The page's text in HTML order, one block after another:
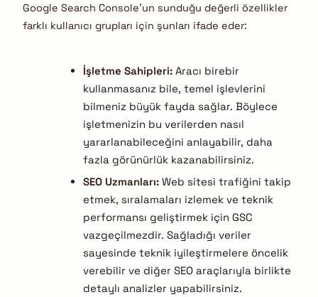
Google Search Console’un sunduğu değerli özellikler
farklı kullanıcı grupları için şunları ifade eder:
İşletme Sahipleri:Aracı birebir
kullanmasanız bile, temel işlevlerini
bilmeniz büyük fayda sağlar. Böylece
işletmenizin bu verilerden nasıl
yararlanabileceğini anlayabilir, daha
fazla görünürlük kazanabilirsiniz.
SEO Uzmanları:Web sitesi trafiğini takip
etmek, sıralamaları izlemek ve teknik
performansı geliştirmek için GSC
vazgeçilmezdir. Sağladığı veriler
sayesinde teknik iyileştirmelere öncelik
verebilir ve diğer SEO araçlarıyla birlikte
detaylı analizler yapabilirsiniz.